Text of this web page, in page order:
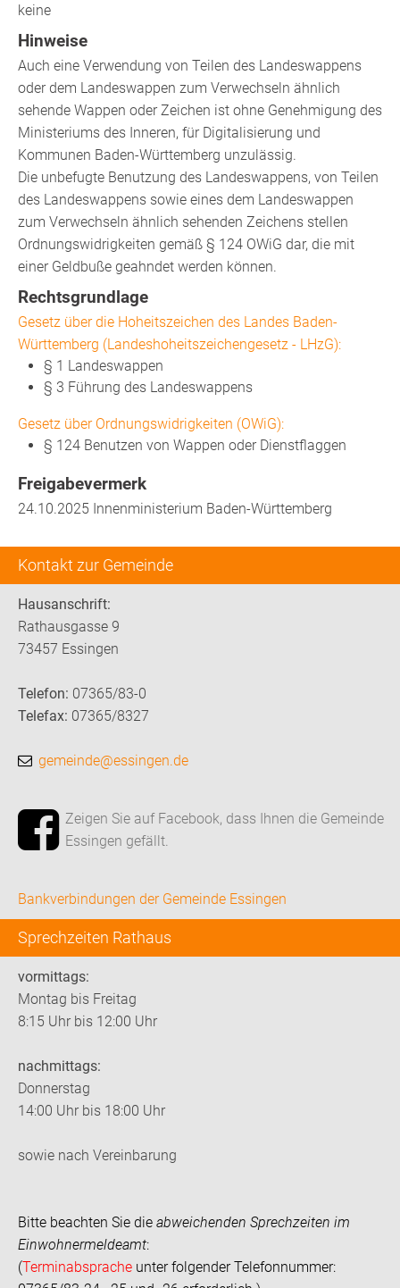
Kontakt zur Gemeinde
Hausanschrift:
Rathausgasse 9
73457 Essingen
Telefon: 07365/83-0
Telefax: 07365/8327
gemeinde@essingen.de
Zeigen Sie auf Facebook, dass Ihnen die Gemeinde
Essingen gefällt.
Bankverbindungen der Gemeinde Essingen
Sprechzeiten Rathaus
vormittags:
Montag bis Freitag
8:15 Uhr bis 12:00 Uhr
nachmittags:
Donnerstag
14:00 Uhr bis 18:00 Uhr
sowie nach Vereinbarung
Bitte beachten Sie die abweichenden Sprechzeiten im
Einwohnermeldeamt:
(Terminabsprache unter folgender Telefonnummer:
keine
Hinweise
Auch eine Verwendung von Teilen des Landeswappens
oder dem Landeswappen zum Verwechseln ähnlich
sehende Wappen oder Zeichen ist ohne Genehmigung des
Ministeriums des Inneren, für Digitalisierung und
Kommunen Baden-Württemberg unzulässig.
Die unbefugte Benutzung des Landeswappens, von Teilen
des Landeswappens sowie eines dem Landeswappen
zum Verwechseln ähnlich sehenden Zeichens stellen
Ordnungswidrigkeiten gemäß § 124 OWiG dar, die mit
einer Geldbuße geahndet werden können.
Rechtsgrundlage
Gesetz über die Hoheitszeichen des Landes Baden-
Württemberg (Landeshoheitszeichengesetz - LHzG):
§ 1 Landeswappen
§ 3 Führung des Landeswappens
Gesetz über Ordnungswidrigkeiten (OWiG):
§ 124 Benutzen von Wappen oder Dienstflaggen
Freigabevermerk
24.10.2025 Innenministerium Baden-Württemberg